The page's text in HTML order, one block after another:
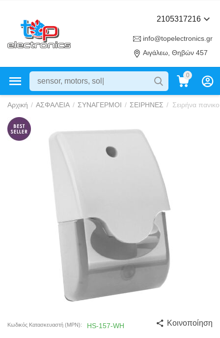
2105317216
info@topelectronics.gr
Αιγάλεω, Θηβών 457
0
Αρχική / ΑΣΦΑΛΕΙΑ / ΣΥΝΑΓΕΡΜΟΙ / ΣΕΙΡΗΝΕΣ / Σειρήνα
Κωδικός Κατασκευαστή (MPN): HS-157-WH Κοινοποίηση